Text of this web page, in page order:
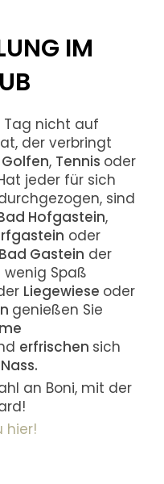
IM
Tag nicht auf
der verbringt
Golfen, Tennis oder
jeder für sich
sind
Hofgastein,
oder
Bad Gastein der
Spaß
Liegewiese oder
genießen Sie
erfrischen sich
an Boni, mit der
hier!